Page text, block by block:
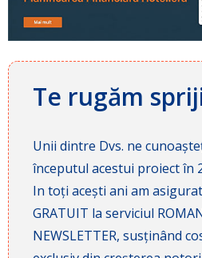
Te rugăm
Unii dintre Dvs. ne
începutul acestui proiect în
In toți acești ani am
GRATUIT la serviciul
NEWSLETTER, susținând